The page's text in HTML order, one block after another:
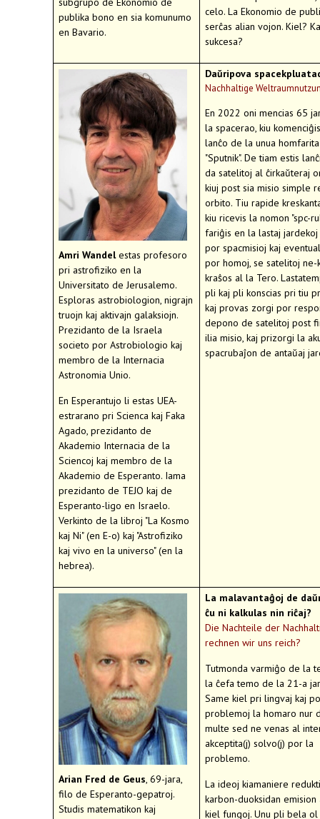
publika bono en sia komunumo
en Bavario.
celo. La Ekonomio de
serĉas alian vojon. Kiel?
sukcesa?
Amri Wandelestas profesoro
pri astrofiziko en la
Universitato de Jerusalemo.
Esploras astrobiologion, nigrajn
truojn kaj aktivajn galaksiojn.
Prezidanto de la Israela
societo por Astrobiologio kaj
membro de la Internacia
Astronomia Unio.
En Esperantujo li estas UEA-
estrarano pri Scienca kaj Faka
Agado, prezidanto de
Akademio Internacia de la
Sciencoj kaj membro de la
Akademio de Esperanto. Iama
prezidanto de TEJO kaj de
Esperanto-ligo en Israelo.
Verkinto de la libroj "La Kosmo
kaj Ni" (en E-o) kaj "Astrofiziko
kaj vivo en la universo" (en la
hebrea).
Daŭripova
Nachhaltige
En 2022 oni mencias 65
la spacerao, kiu
lanĉo de la unua
"Sputnik". De tiam estis
da satelitoj al ĉirkaŭteraj
kiuj post sia misio simple
orbito. Tiu rapide
kiu ricevis la nomon "spc-
fariĝis en la lastaj jardekoj
por spacmisioj kaj
por homoj, se satelitoj
kraŝos al la Tero.
pli kaj pli konscias pri tiu
kaj provas zorgi por
depono de satelitoj post
ilia misio, kaj prizorgi la
spacrubaĵon de antaŭaj
Arian Fred de Geus, 69-jara,
filo de Esperanto-gepatroj.
Studis matematikon kaj
La malavantaĝoj de
ĉu ni kalkulas nin riĉaj?
Die Nachteile der
rechnen wir uns reich?
Tutmonda varmiĝo de la
la ĉefa temo de la 21-a
Same kiel pri lingvaj kaj
problemoj la homaro nur
multe sed ne venas al
akceptita(j) solvo(j) por la
problemo.
La ideoj kiamaniere
karbon-duoksidan emision
kiel fungoj. Unu pli bela ol